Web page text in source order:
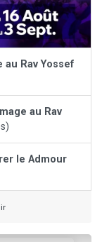
au Rav Yossef
au Rav
le Admour